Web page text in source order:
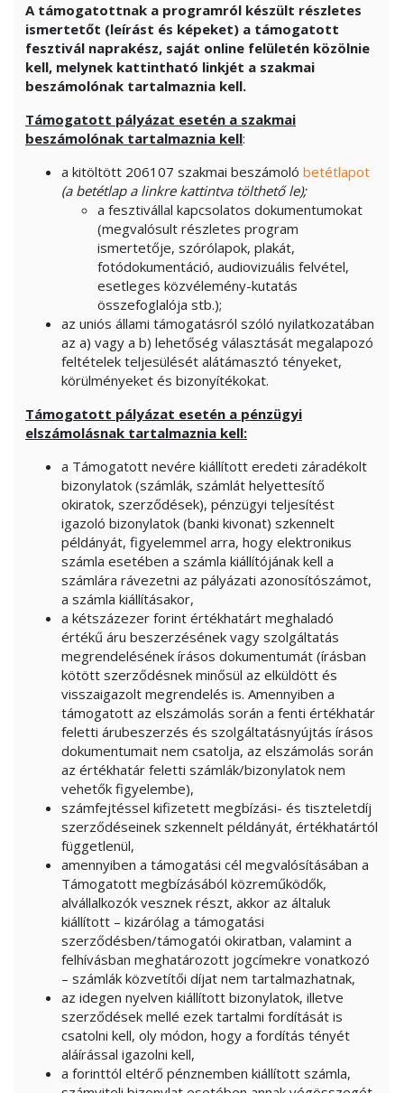
A támogatottnak a programról készült részletes
ismertetőt (leírást és képeket) a támogatott
fesztivál naprakész, saját online felületén közölnie
kell, melynek kattintható linkjét a szakmai
beszámolónak tartalmaznia kell.
Támogatott pályázat esetén a szakmai
beszámolónak tartalmaznia kell:
a kitöltött 206107 szakmai beszámoló betétlapot
(a betétlap a linkre kattintva tölthető le);
a fesztivállal kapcsolatos dokumentumokat
(megvalósult részletes program
ismertetője, szórólapok, plakát,
fotódokumentáció, audiovizuális felvétel,
esetleges közvélemény-kutatás
összefoglalója stb.);
az uniós állami támogatásról szóló nyilatkozatában
az a) vagy a b) lehetőség választását megalapozó
feltételek teljesülését alátámasztó tényeket,
körülményeket és bizonyítékokat.
Támogatott pályázat esetén a pénzügyi
elszámolásnak tartalmaznia kell:
a Támogatott nevére kiállított eredeti záradékolt
bizonylatok (számlák, számlát helyettesítő
okiratok, szerződések), pénzügyi teljesítést
igazoló bizonylatok (banki kivonat) szkennelt
példányát, figyelemmel arra, hogy elektronikus
számla esetében a számla kiállítójának kell a
számlára rávezetni az pályázati azonosítószámot,
a számla kiállításakor,
a kétszázezer forint értékhatárt meghaladó
értékű áru beszerzésének vagy szolgáltatás
megrendelésének írásos dokumentumát (írásban
kötött szerződésnek minősül az elküldött és
visszaigazolt megrendelés is. Amennyiben a
támogatott az elszámolás során a fenti értékhatár
feletti árubeszerzés és szolgáltatásnyújtás írásos
dokumentumait nem csatolja, az elszámolás során
az értékhatár feletti számlák/bizonylatok nem
vehetők figyelembe),
számfejtéssel kifizetett megbízási- és tiszteletdíj
szerződéseinek szkennelt példányát, értékhatártól
függetlenül,
amennyiben a támogatási cél megvalósításában a
Támogatott megbízásából közreműködők,
alvállalkozók vesznek részt, akkor az általuk
kiállított – kizárólag a támogatási
szerződésben/támogatói okiratban, valamint a
felhívásban meghatározott jogcímekre vonatkozó
– számlák közvetítői díjat nem tartalmazhatnak,
az idegen nyelven kiállított bizonylatok, illetve
szerződések mellé ezek tartalmi fordítását is
csatolni kell, oly módon, hogy a fordítás tényét
aláírással igazolni kell,
a forinttól eltérő pénznemben kiállított számla,